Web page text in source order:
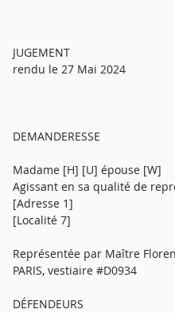
JUGEMENT
rendu le 27 Mai 2024
DEMANDERESSE
Madame [H] [U] épouse [W]
Agissant en sa qualité de
[Adresse 1]
[Localité 7]
Représentée par Maître
PARIS, vestiaire #D0934
DÉFENDEURS